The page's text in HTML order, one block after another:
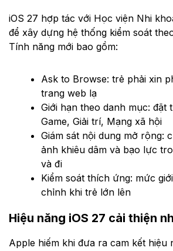
iOS 27 hợp tác với Học viện Nhi
để xây dựng hệ thống kiểm soát
Tính năng mới bao gồm:
Ask to Browse: trẻ phải xin
trang web lạ
Giới hạn theo danh mục: đặt
Game, Giải trí, Mạng xã hội
Giám sát nội dung mở rộng:
ảnh khiêu dâm và bạo lực
và đi
Kiểm soát thích ứng: mức
chỉnh khi trẻ lớn lên
Hiệu năng iOS 27 cải thiện
Apple hiếm khi đưa ra cam kết hiệu